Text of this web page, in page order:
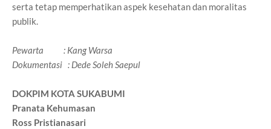
serta tetap memperhatikan aspek kesehatan dan moralitas
publik.
Pewarta : Kang Warsa
Dokumentasi : Dede Soleh Saepul
DOKPIM KOTA SUKABUMI
Pranata Kehumasan
Ross Pristianasari